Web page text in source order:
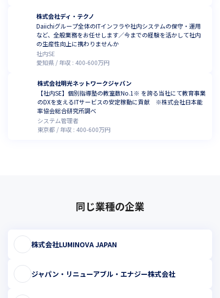
株式会社ディ・テクノ
Daiichiグループ全体のITインフラや社内システムの保守・運用
など、全般業務をお任せします／今までの経験を活かして社内
の生産性向上に携わりませんか
社内SE
愛知県
年収 : 400-600万円
株式会社明光ネットワークジャパン
【社内SE】個別指導塾の教室数No.1※ を誇る当社にて教育事業
のDXを支えるITサービスの安定稼動に貢献 ※株式会社日本能
率協会総合研究所調べ
システム管理者
東京都
年収 : 400-600万円
同じ業種の企業
株式会社LUMINOVA JAPAN
ジャパン・リニューアブル・エナジー株式会社